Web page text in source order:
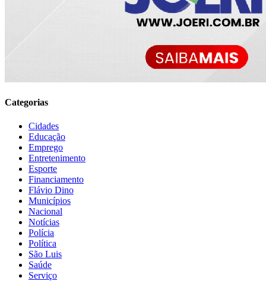
Categorias
Cidades
Educação
Emprego
Entretenimento
Esporte
Financiamento
Flávio Dino
Municípios
Nacional
Notícias
Polícia
Política
São Luis
Saúde
Serviço